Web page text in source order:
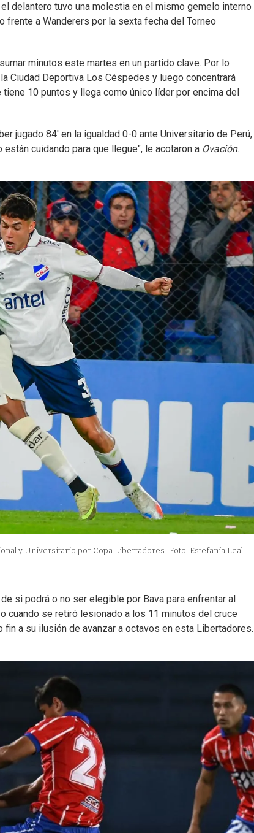
delantero tuvo una molestia en el mismo gemelo interno
a Wanderers por la sexta fecha del Torneo
minutos este martes en un partido clave. Por lo
Ciudad Deportiva Los Céspedes y luego concentrará
10 puntos y llega como único líder por encima del
jugado 84' en la igualdad 0-0 ante Universitario de Perú,
cuidando para que llegue", le acotaron a Ovación.
y Universitario por Copa Libertadores. Foto: Estefanía Leal.
si podrá o no ser elegible por Bava para enfrentar al
cuando se retiró lesionado a los 11 minutos del cruce
a su ilusión de avanzar a octavos en esta Libertadores.